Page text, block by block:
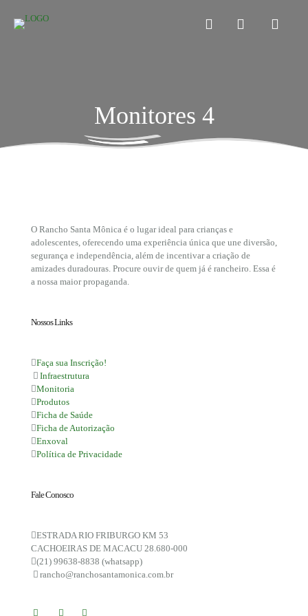
Monitores 4
O Rancho Santa Mônica é o lugar ideal para crianças e
adolescentes, oferecendo uma experiência única que une diversão,
segurança e independência, além de incentivar a criação de
amizades duradouras. Procure ouvir de quem já é rancheiro. Essa é
a nossa maior propaganda.
Nossos Links
Faça sua Inscrição!
Infraestrutura
Monitoria
Produtos
Ficha de Saúde
Ficha de Autorização
Enxoval
Política de Privacidade
Fale Conosco
ESTRADA RIO FRIBURGO KM 53
CACHOEIRAS DE MACACU 28.680-000
(21) 99638-8838 (whatsapp)
rancho@ranchosantamonica.com.br